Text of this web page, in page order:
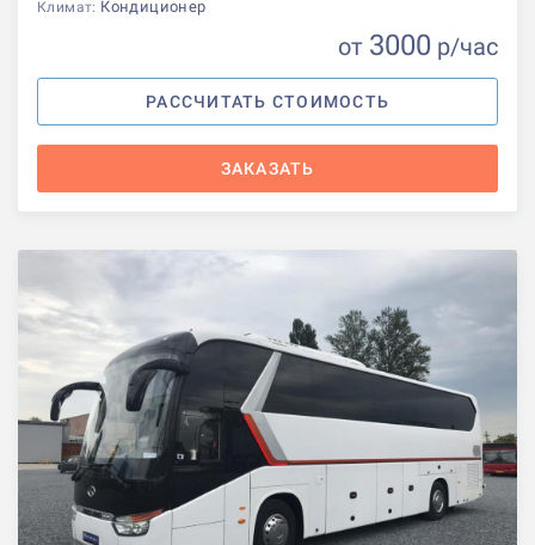
Климат: Кондиционер
от 3000 р/час
РАССЧИТАТЬ СТОИМОСТЬ
ЗАКАЗАТЬ